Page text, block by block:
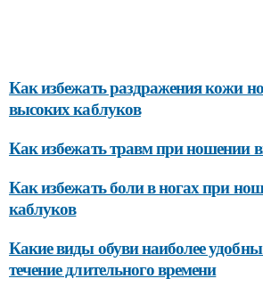
Как избежать раздражения кожи
высоких каблуков
Как избежать травм при ношении
Как избежать боли в ногах при
каблуков
Какие виды обуви наиболее
течение длительного времени